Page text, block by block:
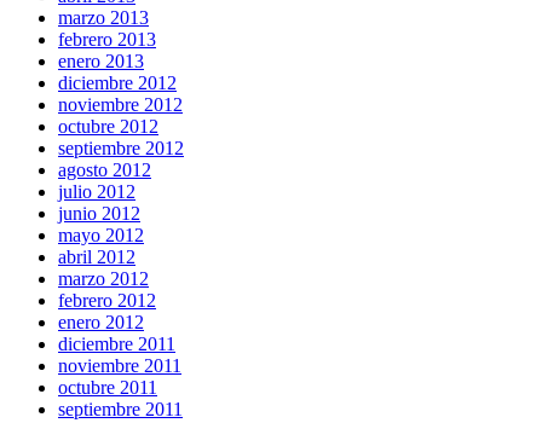
marzo 2013
febrero 2013
enero 2013
diciembre 2012
noviembre 2012
octubre 2012
septiembre 2012
agosto 2012
julio 2012
junio 2012
mayo 2012
abril 2012
marzo 2012
febrero 2012
enero 2012
diciembre 2011
noviembre 2011
octubre 2011
septiembre 2011